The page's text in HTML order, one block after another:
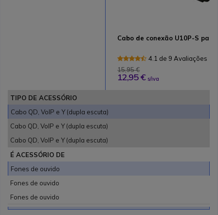
Cabo de conexão U10P-S
4.1 de 9 Avaliações
15,95 €
12,95 € s/iva
TIPO DE ACESSÓRIO
Cabo QD, VoIP e Y (dupla escuta)
Cabo QD, VoIP e Y (dupla escuta)
Cabo QD, VoIP e Y (dupla escuta)
É ACESSÓRIO DE
Fones de ouvido
Fones de ouvido
Fones de ouvido